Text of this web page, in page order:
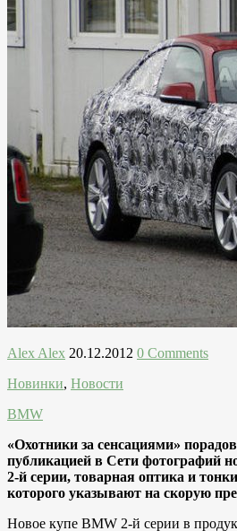
Alex Alex 20.12.2012 0 Comments
Новинки, Новости
BMW
«Охотники за сенсациями»
публикацией в Сети фотографий
2-й серии, товарная оптика и
которого указывают на скорую
Новое купе BMW 2-й серии в